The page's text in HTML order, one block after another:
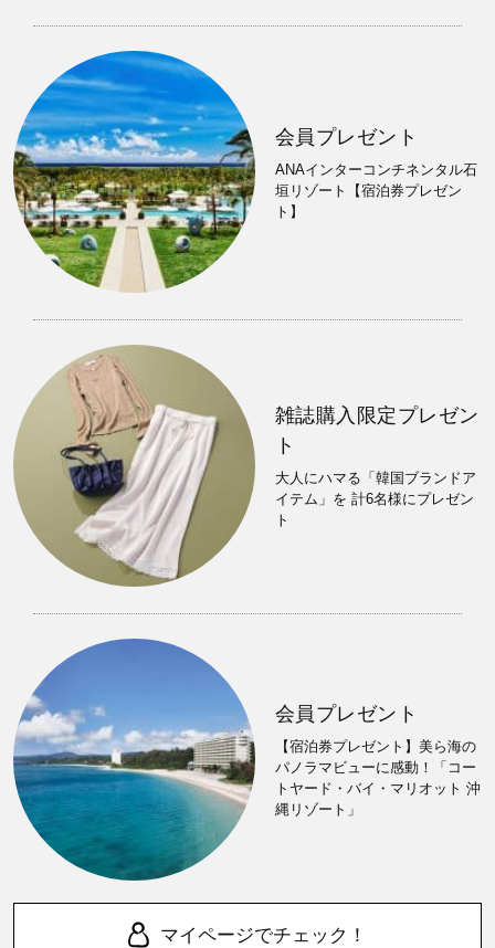
会員プレゼント
ANAインターコンチネンタル石
垣リゾート【宿泊券プレゼン
ト】
雑誌購入限定プレゼン
ト
大人にハマる「韓国ブランドア
イテム」を 計6名様にプレゼン
ト
会員プレゼント
【宿泊券プレゼント】美ら海の
パノラマビューに感動！「コー
トヤード・バイ・マリオット 沖
縄リゾート」
マイページでチェック！